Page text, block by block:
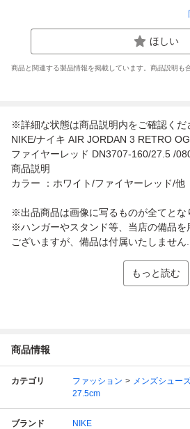
ほしい
商品と関連する製品情報を掲載しています。商品説明も
※詳細な状態は商品説明内をご確認くだ
NIKE/ナイキ AIR JORDAN 3 RETRO
ファイヤーレッド DN3707-160/27.5 /
商品説明
カラー ：ホワイト/ファイヤーレッド/他
※出品商品は画像に写るものが全てとな
※ハンガーやスタンド等、当店の備品を
ございますが、備品は付属いたしません...
もっと読む
商品情報
カテゴリ ファッション メンズシュー
27.5cm
ブランド NIKE